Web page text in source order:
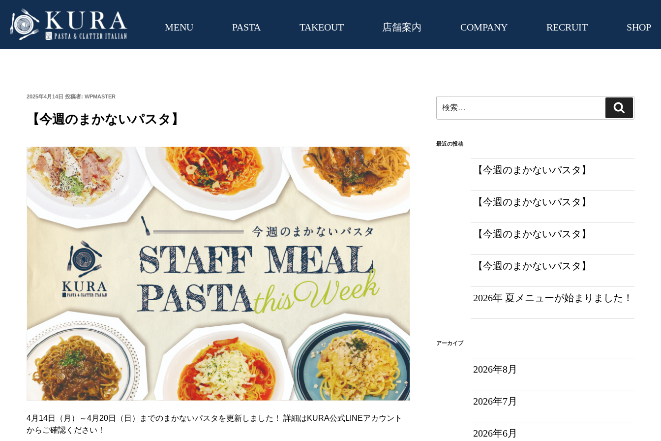
MENU PASTA TAKEOUT 店舗案内 COMPANY RECRUIT SHOP
投
2025年4月14日 投稿者: WPMASTER
【今週のまかないパスタ】
4月14日（月）～4月20日（日）までのまかないパスタを更新しました！ 詳細はKURA公式LINEアカウント
からご確認ください！
索:
索
最近の投稿
【今週のまかないパスタ】
【今週のまかないパスタ】
【今週のまかないパスタ】
【今週のまかないパスタ】
2026年 夏メニューが始まりました！
アーカイブ
2026年8月
2026年7月
2026年6月